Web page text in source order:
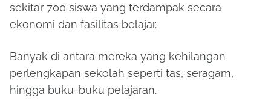
sekitar 700 siswa yang terdampak secara
ekonomi dan fasilitas belajar.
Banyak di antara mereka yang kehilangan
perlengkapan sekolah seperti tas, seragam,
hingga buku-buku pelajaran.